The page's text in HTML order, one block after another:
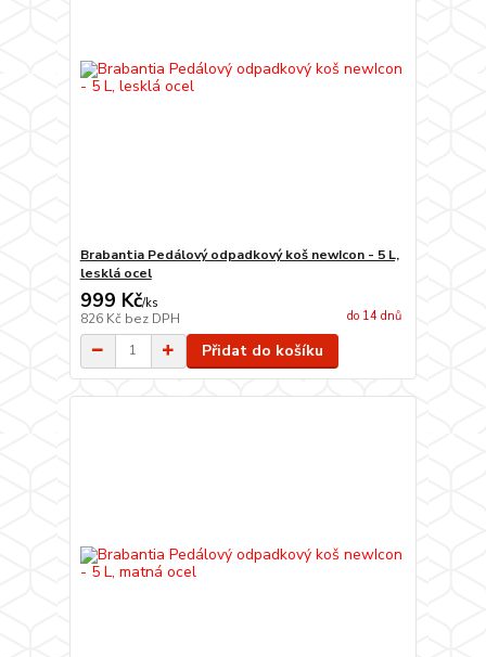
Brabantia Pedálový odpadkový koš newIcon - 5 L,
lesklá ocel
999 Kč/ks
826 Kč bez DPH do 14 dnů
Přidat do košíku